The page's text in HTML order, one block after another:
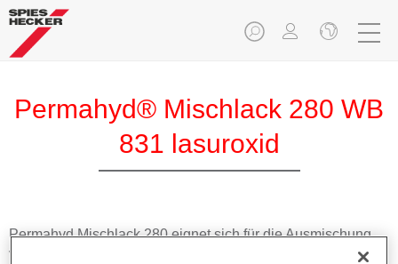
Permahyd® Mischlack 280 WB
831 lasuroxid
Permahyd Mischlack 280 eignet sich für die Ausmischung
von Permahyd Perlmutt Basislack 285, einem hochwertigen